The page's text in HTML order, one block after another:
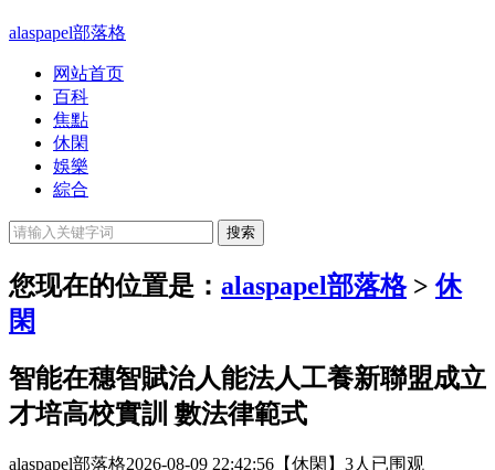
alaspapel部落格
网站首页
百科
焦點
休閑
娛樂
綜合
您现在的位置是： alaspapel部落格>休
閑
智能在穗智賦治人能法人工養新聯盟成立
才培高校實訓 數法律範式
alaspapel部落格2026-08-09 22:42:56 【休閑】 3人已围观